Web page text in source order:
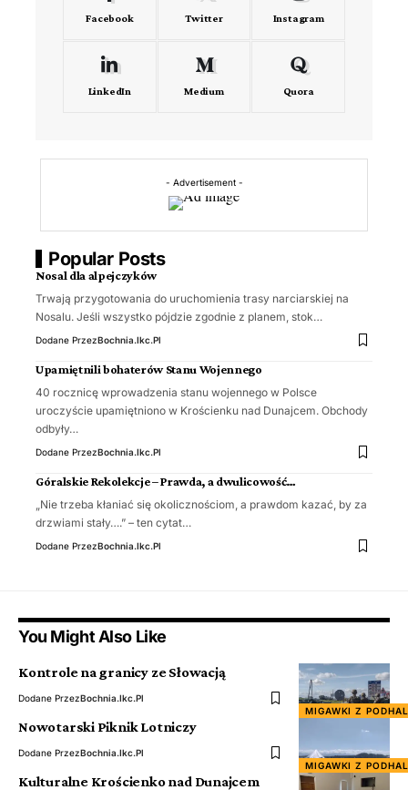
Facebook Twitter Instagram
LinkedIn Medium Quora
- Advertisement -
Popular Posts
Nosal dla alpejczyków
Trwają przygotowania do uruchomienia trasy narciarskiej na
Nosalu. Jeśli wszystko pójdzie zgodnie z planem, stok…
Dodane PrzezBochnia.ikc.pl
Upamiętnili bohaterów Stanu Wojennego
40 rocznicę wprowadzenia stanu wojennego w Polsce
uroczyście upamiętniono w Krościenku nad Dunajcem. Obchody
odbyły…
Dodane PrzezBochnia.ikc.pl
Góralskie Rekolekcje – Prawda, a dwulicowość…
„Nie trzeba kłaniać się okolicznościom, a prawdom kazać, by za
drzwiami stały….” – ten cytat…
Dodane PrzezBochnia.ikc.pl
You Might Also Like
MIGAWKI Z
Kontrole na granicy ze Słowacją
Dodane PrzezBochnia.ikc.pl
MIGAWKI Z
Nowotarski Piknik Lotniczy
Dodane PrzezBochnia.ikc.pl
Kulturalne Krościenko nad Dunajcem